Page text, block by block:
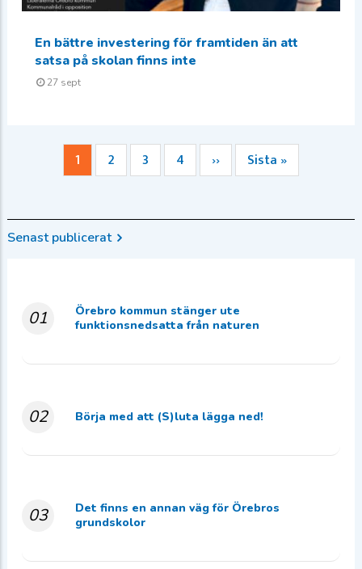
En bättre investering för framtiden än att
satsa på skolan finns inte
27 sept
PagineringNuvarande
sida
1 Sida
2 Sida
3 Sida
4
Nästa
sida
››
Sista
sidan
Sista »
Senast publicerat
01
Örebro kommun stänger ute
funktionsnedsatta från naturen
02 Börja med att (S)luta lägga ned!
03
Det finns en annan väg för Örebros
grundskolor